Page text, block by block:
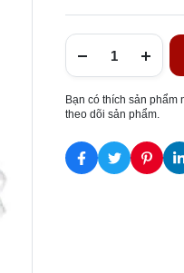
Bạn có thích sản phẩm
theo dõi sản phẩm.